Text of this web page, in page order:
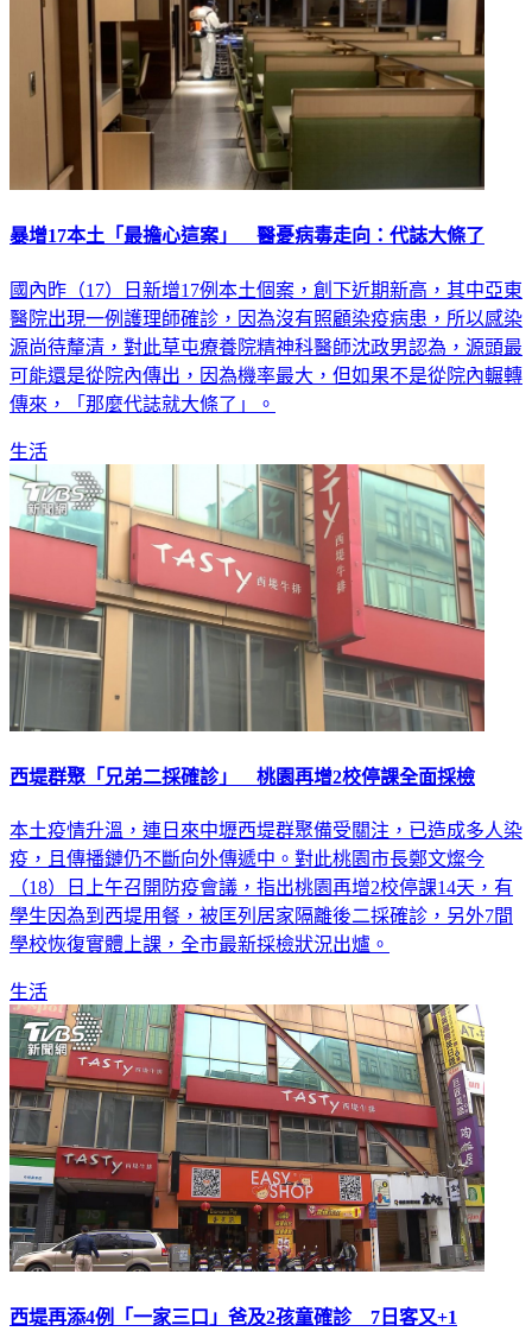
暴增17本土「最擔心這案」 醫憂病毒走向：代誌大條了
國內昨（17）日新增17例本土個案，創下近期新高，其中亞東
醫院出現一例護理師確診，因為沒有照顧染疫病患，所以感染
源尚待釐清，對此草屯療養院精神科醫師沈政男認為，源頭最
可能還是從院內傳出，因為機率最大，但如果不是從院內輾轉
傳來，「那麼代誌就大條了」。
生活
西堤群聚「兄弟二採確診」 桃園再增2校停課全面採檢
本土疫情升溫，連日來中壢西堤群聚備受關注，已造成多人染
疫，且傳播鏈仍不斷向外傳遞中。對此桃園市長鄭文燦今
（18）日上午召開防疫會議，指出桃園再增2校停課14天，有
學生因為到西堤用餐，被匡列居家隔離後二採確診，另外7間
學校恢復實體上課，全市最新採檢狀況出爐。
生活
西堤再添4例「一家三口」爸及2孩童確診 7日客又+1